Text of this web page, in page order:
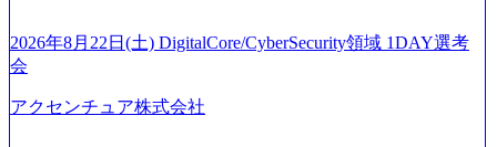
たします。 (1)既存または新規大手事業会社から依頼された
「経営戦略」等のコンサルティング支援を行います。クラ
イアントは各業界上位5社をターゲットとし、特にCXOクラ
スから「新規事業戦略」「既存事業のトランスフォーメー
ご応募者様については、1dayではなく通常選考でのご案内
とさせていただきます ● 面接(1次・最終を一度の面接で実
てご連絡させていただきます。 ● 一日で最終面接まで完了
2026年8月22日(土) DigitalCore/CyberSecurity領域 1DAY選考
会
アクセンチュア株式会社